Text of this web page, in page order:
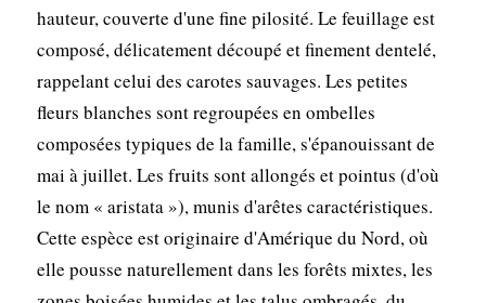
hauteur, couverte d'une fine pilosité. Le feuillage est
composé, délicatement découpé et finement dentelé,
rappelant celui des carotes sauvages. Les petites
fleurs blanches sont regroupées en ombelles
composées typiques de la famille, s'épanouissant de
mai à juillet. Les fruits sont allongés et pointus (d'où
le nom « aristata »), munis d'arêtes caractéristiques.
Cette espèce est originaire d'Amérique du Nord, où
elle pousse naturellement dans les forêts mixtes, les